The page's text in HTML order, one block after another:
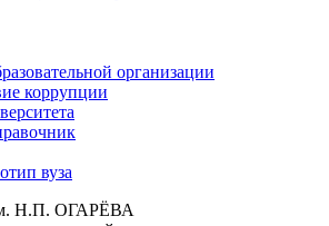
организации
коррупции
вуза
Н.П. ОГАРЁВА